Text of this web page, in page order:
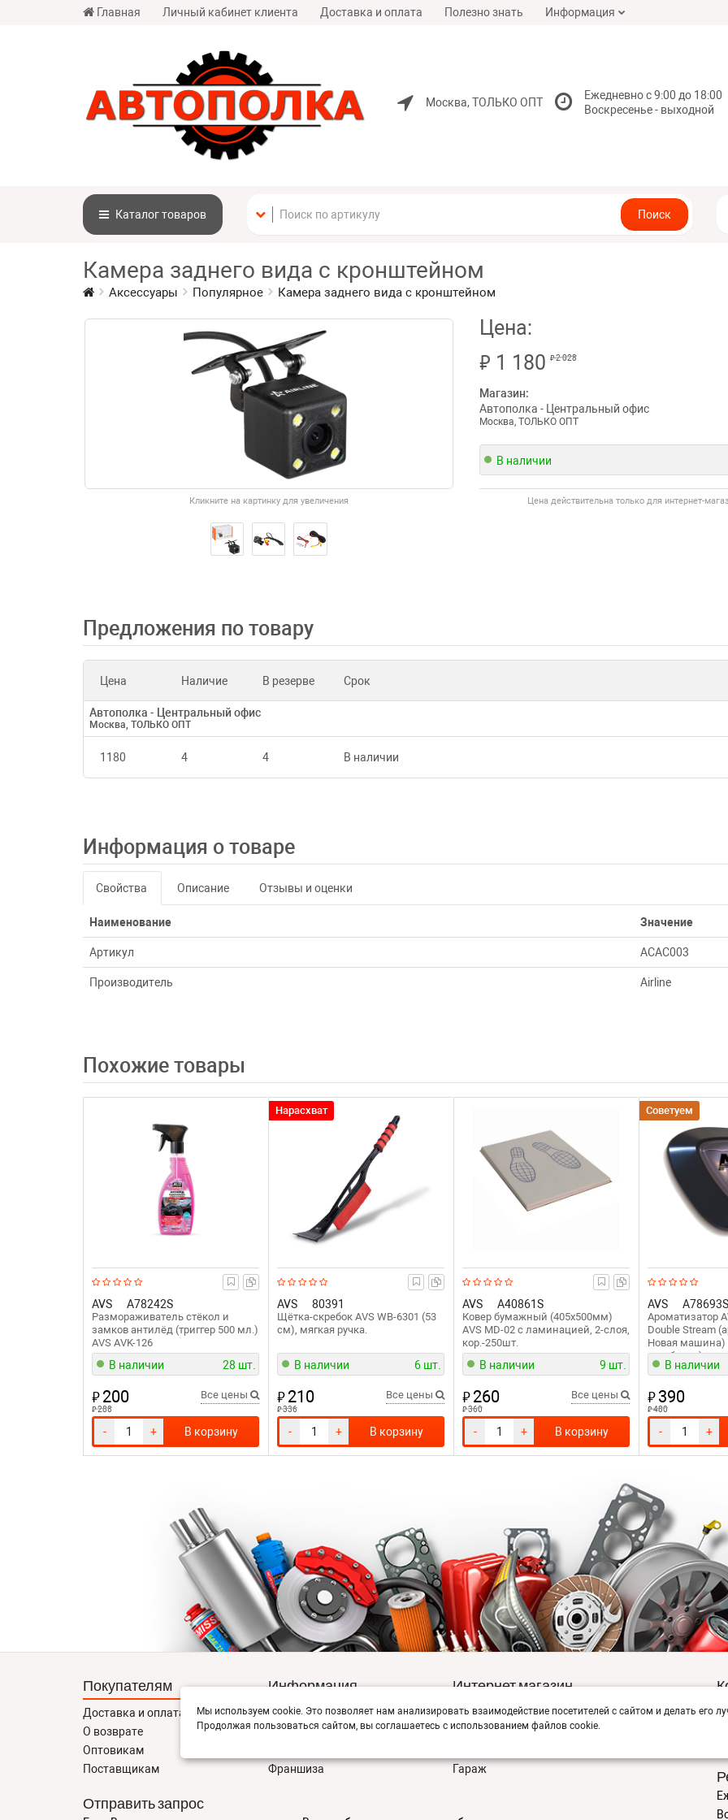
Главная Личный кабинет клиента Доставка и оплата Полезно знать Информация
Москва, ТОЛЬКО ОПТ
Ежедневно с 9:00 до 18:00
Воскресенье - выходной
Каталогтоваров Поиск
Камера заднего вида c кронштейном
Аксессуары Популярное Камера заднего вида c кронштейном
Кликните на картинку для увеличения
Цена:
₽ 1 180 ₽2 028
Магазин:
Автополка - Центральный офис
Москва, ТОЛЬКО ОПТ
В наличии
Цена действительна только для интернет-
Предложения по товару
Цена Наличие В резерве Срок
Автополка - Центральный офис
Москва, ТОЛЬКО ОПТ
1180 4 4 В наличии
Информация о товаре
Свойства Описание Отзывы и оценки
Наименование Значение
Артикул ACAC003
Производитель Airline
Похожие товары
AVS A78242S
Размораживатель стёкол и
замков антилёд (триггер 500 мл.)
AVS AVK-126
В наличии 28 шт.
₽200
₽288
Все цены
- + В корзину
AVS 80391
Щётка-скребок AVS WB-6301 (53
cм), мягкая ручка.
Нарасхват
В наличии 6 шт.
₽210
₽336
Все цены
- + В корзину
AVS A40861S
Ковер бумажный (405х500мм)
AVS MD-02 с ламинацией, 2-слоя,
кор.-250шт.
В наличии 9 шт.
₽260
₽360
Все цены
- + В корзину
AVS A78693S
Ароматизатор
Double Stream
Новая машина)
мембрана)
Советуем
В наличии
₽390
₽480
- +
Покупателям
Доставка и оплата
О возврате
Оптовикам
Поставщикам
Информация
Новости
О компании
Франшиза
Интернет магазин
Заказы
Корзина
Гараж
Отправить запрос
Мы используем cookie. Это позволяет нам анализировать взаимодействие посетителей с сайтом и делать его
Продолжая пользоваться сайтом, вы соглашаетесь с использованием файлов cookie.